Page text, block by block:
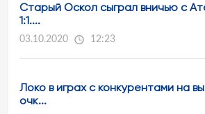
Старый Оскол сыграл вничью с
1:1....
03.10.2020 12:23
Локо в играх с конкурентами на
очк...